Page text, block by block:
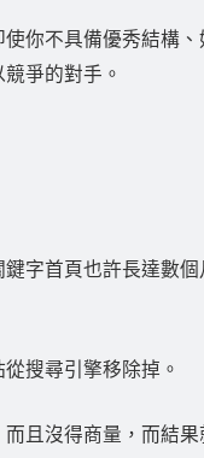
你不具備優秀結構
爭的對手。
字首頁也許長達數
搜尋引擎移除掉。
且沒得商量，而結